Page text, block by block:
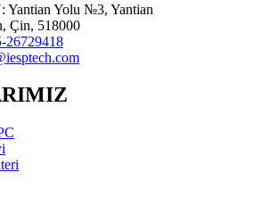
Yolu №3, Yantian
Çin, 518000
26729418